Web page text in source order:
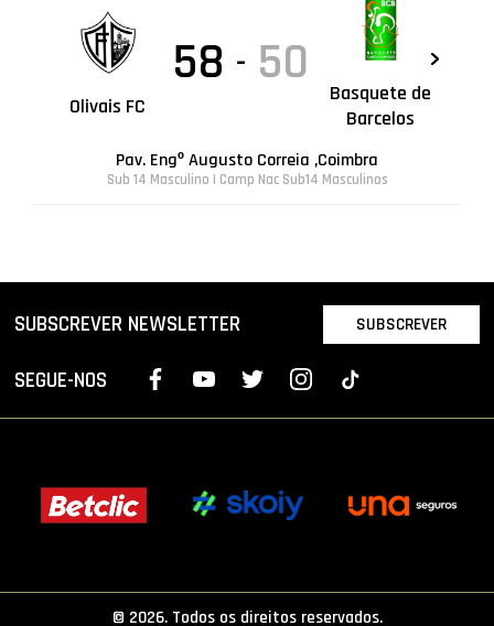
Olivais FC
58 - 50
Basquete de
Barcelos
Pav. Engº Augusto Correia ,Coimbra
Sub 14 Masculino | Camp Nac Sub14 Masculinos
SUBSCREVER NEWSLETTER SUBSCREVER
SEGUE-NOS
© 2026. Todos os direitos reservados.